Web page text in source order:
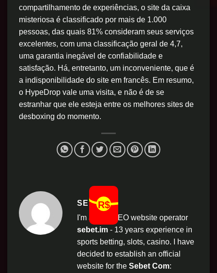
compartilhamento de experiências, o site da caixa
misteriosa é classificado por mais de 1.000
pessoas, das quais 81% consideram seus serviços
excelentes, com uma classificação geral de 4,7,
uma garantia inegável de confiabilidade e
satisfação. Há, entretanto, um inconveniente, que é
a indisponibilidade do site em francês. Em resumo,
o HypeDrop vale uma visita, e não é de se
estranhar que ele esteja entre os melhores sites de
desboxing do momento.
SEBET
I'm Sebet
CEO website operator
sebet.im - 13 years experience in
sports betting, slots, casino. I have
decided to establish an official
website for the Sebet Com: